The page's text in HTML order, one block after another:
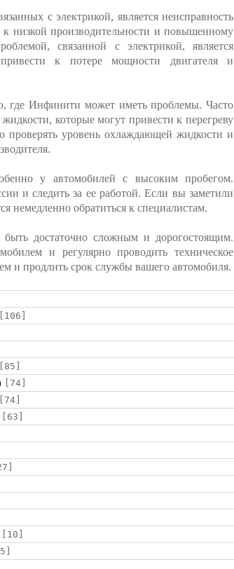
с электрикой, является неисправность
низкой производительности и повышенному
связанной с электрикой, является
к потере мощности двигателя и
где Инфинити может иметь проблемы. Часто
которые могут привести к перегреву
проверять уровень охлаждающей жидкости и
у автомобилей с высоким пробегом.
и следить за ее работой. Если вы заметили
немедленно обратиться к специалистам.
достаточно сложным и дорогостоящим.
и регулярно проводить техническое
и продлить срок службы вашего автомобиля.
[106]
[85]
[74]
[74]
[63]
[10]
[5]